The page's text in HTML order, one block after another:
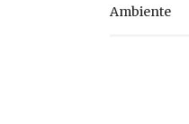
Ambiente